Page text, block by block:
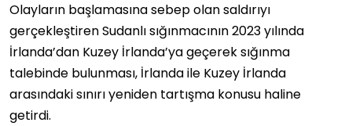
Olayların başlamasına sebep olan saldırıyı
gerçekleştiren Sudanlı sığınmacının 2023 yılında
İrlanda’dan Kuzey İrlanda’ya geçerek sığınma
talebinde bulunması, İrlanda ile Kuzey İrlanda
arasındaki sınırı yeniden tartışma konusu haline
getirdi.